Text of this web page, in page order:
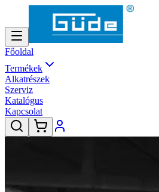
Főoldal
Termékek
Alkatrészek
Szerviz
Katalógus
Kapcsolat